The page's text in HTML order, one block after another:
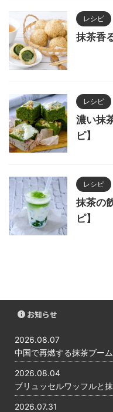
レシピ
抹茶香
レシピ
濃い抹
ピ】
レシピ
抹茶の
ピ】
お知らせ
2026.08.07
中国で再燃する抹茶ブー
2026.08.04
ブリュッセルワッフルと
2026.07.31